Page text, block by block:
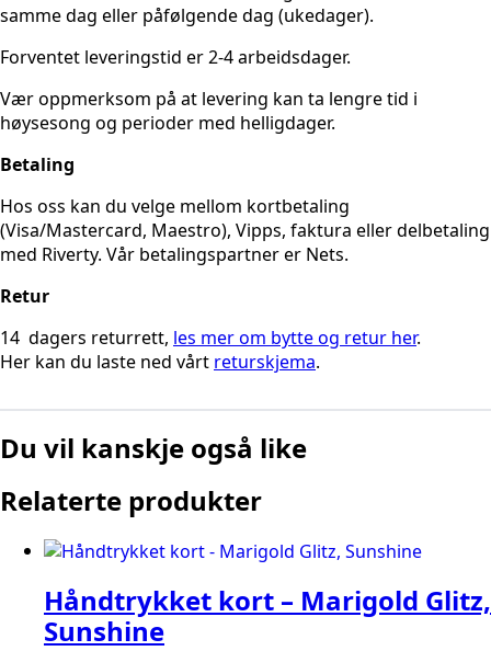
samme dag eller påfølgende dag (ukedager).
Forventet leveringstid er 2-4 arbeidsdager.
Vær oppmerksom på at levering kan ta lengre tid i
høysesong og perioder med helligdager.
Betaling
Hos oss kan du velge mellom kortbetaling
(Visa/Mastercard, Maestro), Vipps, faktura eller delbetaling
med Riverty. Vår betalingspartner er Nets.
Retur
14 dagers returrett, les mer om bytte og retur her.
Her kan du laste ned vårt returskjema.
Du vil kanskje også like
Relaterte produkter
Håndtrykket kort – Marigold Glitz,
Sunshine